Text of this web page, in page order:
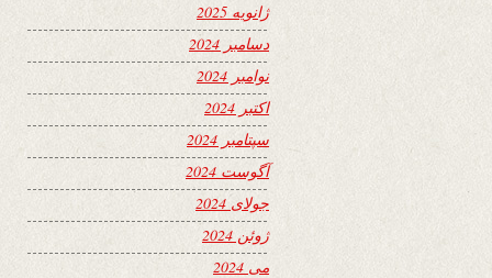
ژانویه 2025
دسامبر 2024
نوامبر 2024
اکتبر 2024
سپتامبر 2024
آگوست 2024
جولای 2024
ژوئن 2024
می 2024